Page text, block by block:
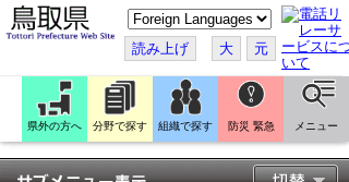
こ
の
ペ
ー
ジ
翻
訳
す
る
読み上げ 大 元
県外の方へ 分野で探す 組織で探す 防災 緊急 メニュー